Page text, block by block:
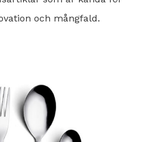
och mångfald.